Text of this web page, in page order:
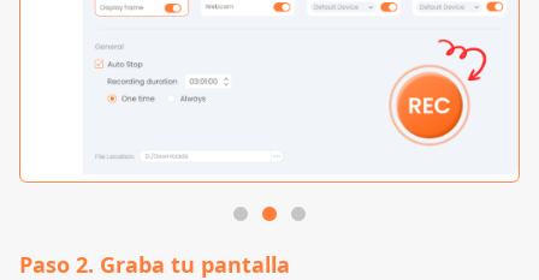
Paso 3. Descarga el archivo grabado